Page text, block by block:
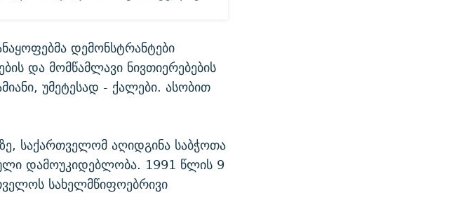
დემონსტრანტები
და მომწამლავი ნივთიერებების
უმეტესად - ქალები. ასობით
საქართველომ აღიდგინა საბჭოთა
დამოუკიდებლობა. 1991 წლის 9
სახელმწიფოებრივი